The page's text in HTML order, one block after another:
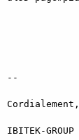
--
Cordialement,
IBITEK-GROUP